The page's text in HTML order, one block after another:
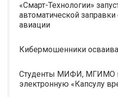
«Смарт-Технологии»
автоматической
авиации
Кибермошенники
Студенты МИФИ, МГИМО
электронную «Капсулу